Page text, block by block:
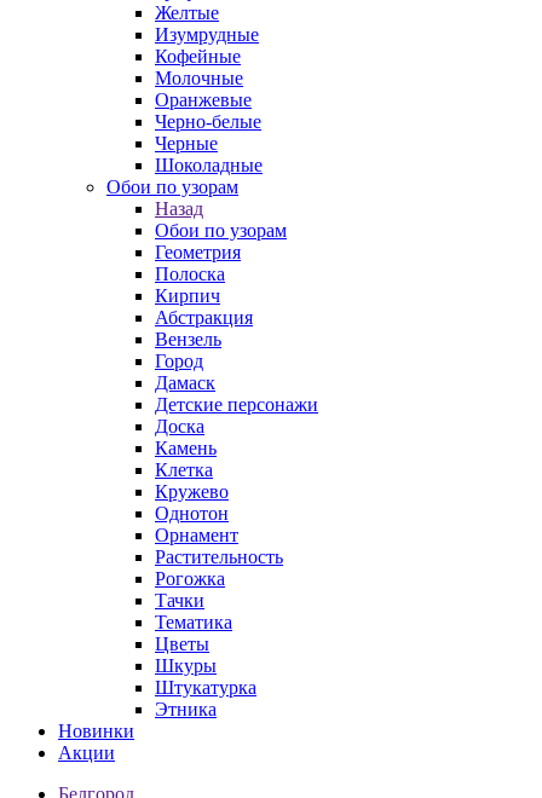
Желтые
Изумрудные
Кофейные
Молочные
Оранжевые
Черно-белые
Черные
Шоколадные
Обои по узорам
Назад
Обои по узорам
Геометрия
Полоска
Кирпич
Абстракция
Вензель
Город
Дамаск
Детские персонажи
Доска
Камень
Клетка
Кружево
Однотон
Орнамент
Растительность
Рогожка
Тачки
Тематика
Цветы
Шкуры
Штукатурка
Этника
Новинки
Акции